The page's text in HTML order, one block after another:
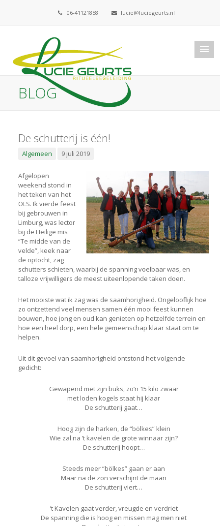
06-41121858 lucie@luciegeurts.nl
BLOG
De schutterij is één!
Algemeen 9 juli 2019
Afgelopen
weekend stond in
het teken van het
OLS. Ik vierde feest
bij gebrouwen in
Limburg, was lector
bij de Heilige mis
“Te midde van de
velde”, keek naar
de optocht, zag
schutters schieten, waarbij de spanning voelbaar was, en
talloze vrijwilligers de meest uiteenlopende taken doen.
Het mooiste wat ik zag was de saamhorigheid. Ongelooflijk hoe
zo ontzettend veel mensen samen één mooi feest kunnen
bouwen, hoe jong en oud kan genieten op hetzelfde terrein en
hoe een heel dorp, een hele gemeenschap klaar staat om te
helpen.
Uit dit gevoel van saamhorigheid ontstond het volgende
gedicht:
Gewapend met zijn buks, zo’n 15 kilo zwaar
met loden kogels staat hij klaar
De schutterij gaat…
Hoog zijn de harken, de “bölkes” klein
Wie zal na ’t kavelen de grote winnaar zijn?
De schutterij hoopt…
Steeds meer “bölkes” gaan er aan
Maar na de zon verschijnt de maan
De schutterij viert…
’t Kavelen gaat verder, vreugde en verdriet
De spanning die is hoog en missen mag men niet